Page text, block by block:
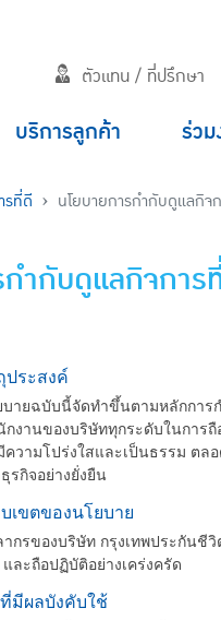
ตัวแทน / ที่ปรึกษา
บริการลูกค้า ร่วม
รที่ดี นโยบายการกำกับดูแลกิจ
ำกับดูแลกิจการ
ประสงค์
ายฉบับนี้จัดทำขึ้นตามหลักการก
กงานของบริษัททุกระดับในการ
วามโปร่งใสและเป็นธรรม ตล
รกิจอย่างยั่งยืน
เขตของนโยบาย
รของบริษัท กรุงเทพประกันชีวิ
ละถือปฏิบัติอย่างเคร่งครัด
มีผลบังคับใช้